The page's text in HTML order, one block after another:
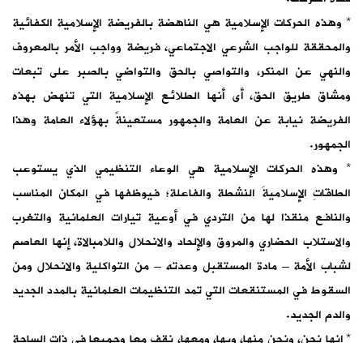
* وهذه الحركات الإسلامية هي الناهضة بالفريضة الإسلامية الكفائية
والمحققة للواجب الشرعي الاجتماعي، فريضة وواجب الأمر بالمعروف
والنهي عن المنكر، والتواصي بالحق والتواضي بالصبر على تبعات
ومشاق طريق الحق، أى أنها الطلائع الإسلامية التي تنهض بهذه
الفريضة نيابة عن العامة والجمهور مستعينةً بهؤلاء العامة وهذا
الجمهور.
* وهذه الحركات الإسلامية هي الوعاء التنظيمي الذي يستوعب
الطاقاتِ الإسلاميةَ النشطة والفاعلة؛ فيوظفها في المكان المناسب
والنافع منقذا لها من التردي في أوعية تيارات العلمانية والتغرب
والاستلاب الحضاري والمروق والإلحاد والانحلال واللامبالاة، إنها العاصم
لشباب الأمة – مادة المستقبل وعدته – من التواكلية والانحلال ومن
السقوط في المستنقعات التي تمد التنظيمات العلمانية بالمدد الجديد
والدم الجديد.